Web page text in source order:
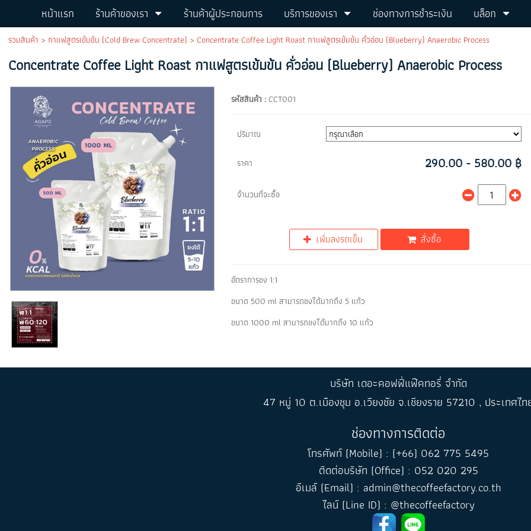
หน้าแรก ร้านค้าของเรา ร้านค้าผู้ประกอบการ บริการของเรา ช่องทางการชำระเงิน บล็อก
รวมสินค้า >กาแฟสูตรเข้มข้น (Cold Brew Concentrate) > Concentrate Coffee Light Roast กาแฟสูตรเข้มข้น คั่วอ่อน (Blueberry) Anaerobic Process
Concentrate Coffee Light Roast กาแฟสูตรเข้มข้น คั่วอ่อน (Blueberry) Anaerobic Process
รหัสสินค้า :CCT001
ปริมาณ
ราคา 290.00 - 580.00 ฿
จำนวนที่จะซื้อ
เพิ่มลงรถเข็น สั่งซื้อ
อัตราการชง 1:1
ขนาด 500 ml สามารถชงได้มากถึง 5 แก้ว
ขนาด 1000 ml สามารถชงได้มากถึง 10 แก้ว
บริษัท เดอะคอฟฟี่แฟ๊คทอรี่ จำกัด
47 หมู่ 10 ต.เมืองชุม อ.เวียงชัย จ.เชียงราย 57210 , ประเทศไท
ช่องทางการติดต่อ
โทรศัพท์ (Mobile) : (+66) 062 775 5495
ติดต่อบริษัท (Office) : 052 020 295
อีเมล์ (Email) : admin@thecoffeefactory.co.th
ไลน์ (Line ID) : @thecoffeefactory